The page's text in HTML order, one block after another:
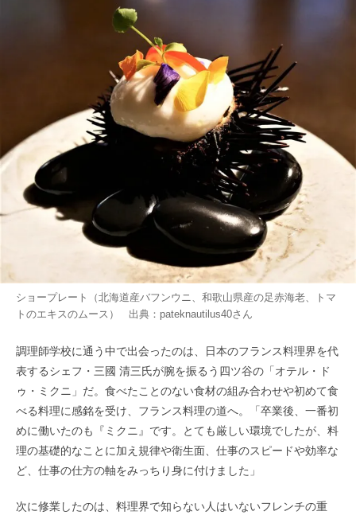
ショープレート（北海道産バフンウニ、和歌山県産の足赤海老、トマ
トのエキスのムース） 出典： pateknautilus40さん
調理師学校に通う中で出会ったのは、日本のフランス料理界を代
表するシェフ・三國 清三氏が腕を振るう四ツ谷の「オテル・ド
ゥ・ミクニ」だ。食べたことのない食材の組み合わせや初めて食
べる料理に感銘を受け、フランス料理の道へ。「卒業後、一番初
めに働いたのも『ミクニ』です。とても厳しい環境でしたが、料
理の基礎的なことに加え規律や衛生面、仕事のスピードや効率な
ど、仕事の仕方の軸をみっちり身に付けました」
次に修業したのは、料理界で知らない人はいないフレンチの重